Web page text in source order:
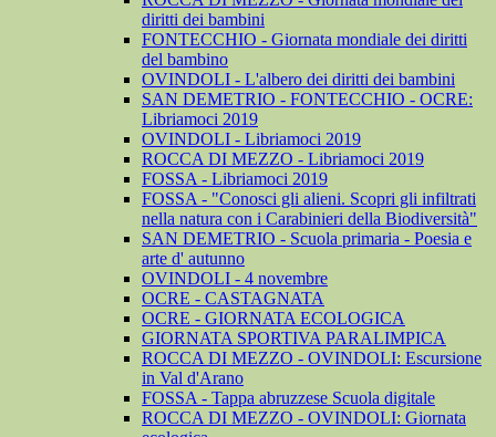
diritti dei bambini
FONTECCHIO - Giornata mondiale dei diritti
del bambino
OVINDOLI - L'albero dei diritti dei bambini
SAN DEMETRIO - FONTECCHIO - OCRE:
Libriamoci 2019
OVINDOLI - Libriamoci 2019
ROCCA DI MEZZO - Libriamoci 2019
FOSSA - Libriamoci 2019
FOSSA - "Conosci gli alieni. Scopri gli infiltrati
nella natura con i Carabinieri della Biodiversità"
SAN DEMETRIO - Scuola primaria - Poesia e
arte d' autunno
OVINDOLI - 4 novembre
OCRE - CASTAGNATA
OCRE - GIORNATA ECOLOGICA
GIORNATA SPORTIVA PARALIMPICA
ROCCA DI MEZZO - OVINDOLI: Escursione
in Val d'Arano
FOSSA - Tappa abruzzese Scuola digitale
ROCCA DI MEZZO - OVINDOLI: Giornata